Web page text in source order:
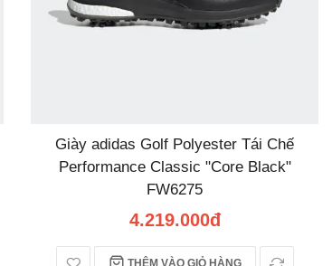
Giày adidas Golf Polyester Tái Chế
Performance Classic "Core Black"
FW6275
4.219.000đ
THÊM VÀO GIỎ HÀNG